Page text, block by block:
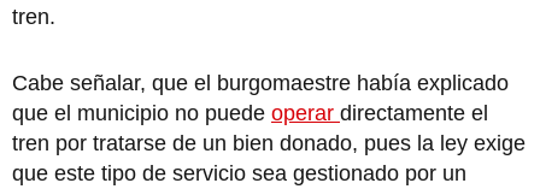
tren.
Cabe señalar, que el burgomaestre había explicado
que el municipio no puede operar directamente el
tren por tratarse de un bien donado, pues la ley exige
que este tipo de servicio sea gestionado por un